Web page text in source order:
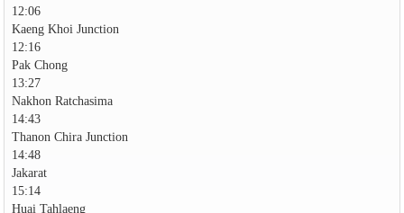
12:06
Kaeng Khoi Junction
12:16
Pak Chong
13:27
Nakhon Ratchasima
14:43
Thanon Chira Junction
14:48
Jakarat
15:14
Huai Tahlaeng